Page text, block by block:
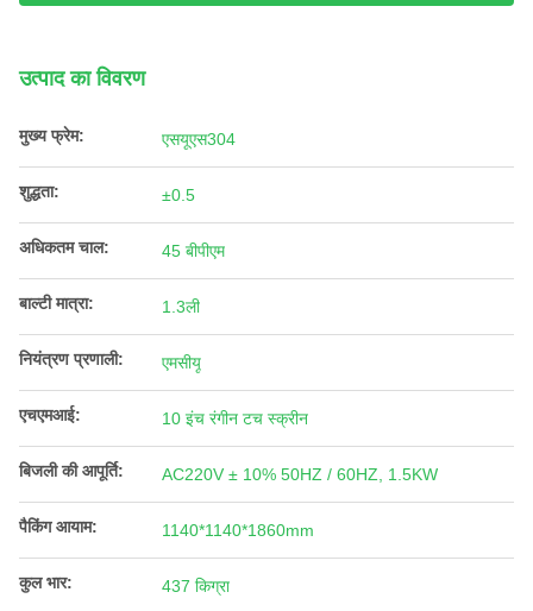
उत्पाद का विवरण
मुख्य फ्रेम: एसयूएस304
शुद्धता: ±0.5
अधिकतम चाल: 45 बीपीएम
बाल्टी मात्रा: 1.3ली
नियंत्रण प्रणाली: एमसीयू
एचएमआई: 10 इंच रंगीन टच स्क्रीन
बिजली की आपूर्ति: AC220V ± 10% 50HZ / 60HZ, 1.5KW
पैकिंग आयाम: 1140*1140*1860mm
कुल भार: 437 किग्रा